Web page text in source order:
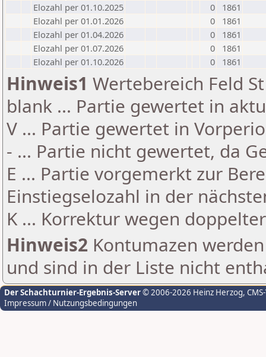
Elozahl per 01.10.2025
0
1861
Elozahl per 01.01.2026
0
1861
Elozahl per 01.04.2026
0
1861
Elozahl per 01.07.2026
0
1861
Elozahl per 01.10.2026
0 1861
Hinweis1 Wertebereich Feld
blank ... Partie gewertet in
V ... Partie gewertet in
- ... Partie nicht gewertet, da
E ... Partie vorgemerkt zur
Einstiegselozahl in der
K ... Korrektur wegen
Hinweis2 Kontumazen
und sind in der Liste nicht
Der Schachturnier-Ergebnis-Server© 2006-2026 Heinz Herzog,
Impressum / Nutzungsbedingungen